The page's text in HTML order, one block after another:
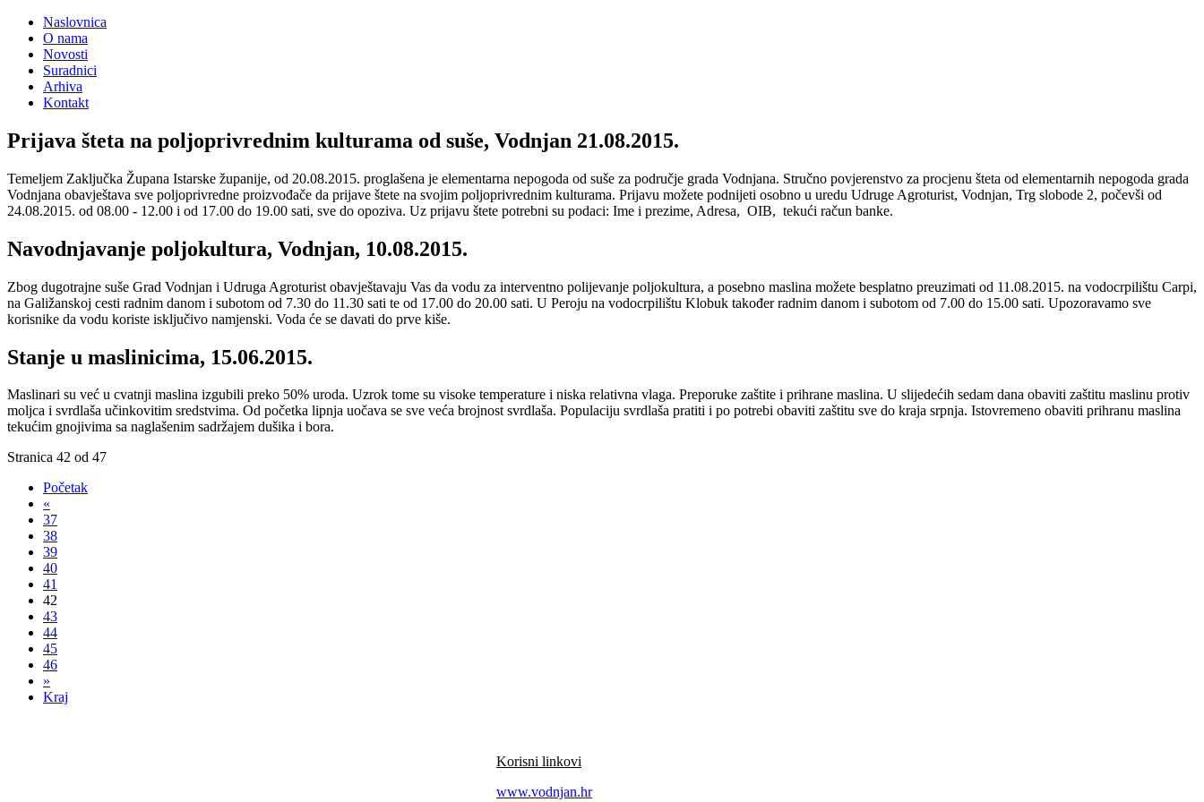
Naslovnica
O nama
Novosti
Suradnici
Arhiva
Kontakt
Prijava šteta na poljoprivrednim kulturama od suše, Vodnjan 21.08.2015.
Temeljem Zaključka Župana Istarske županije, od 20.08.2015. proglašena je elementarna nepogoda od suše za područje grada Vodnjana. Stručno povjerenstvo za procjenu šteta od elementarnih nepogoda grada
Vodnjana obavještava sve poljoprivredne proizvođače da prijave štete na svojim poljoprivrednim kulturama. Prijavu možete podnijeti osobno u uredu Udruge Agroturist, Vodnjan, Trg slobode 2, počevši od
24.08.2015. od 08.00 - 12.00 i od 17.00 do 19.00 sati, sve do opoziva. Uz prijavu štete potrebni su podaci: Ime i prezime, Adresa, OIB, tekući račun banke.
Navodnjavanje poljokultura, Vodnjan, 10.08.2015.
Zbog dugotrajne suše Grad Vodnjan i Udruga Agroturist obavještavaju Vas da vodu za interventno polijevanje poljokultura, a posebno maslina možete besplatno preuzimati od 11.08.2015. na vodocrpilištu Carpi,
na Galižanskoj cesti radnim danom i subotom od 7.30 do 11.30 sati te od 17.00 do 20.00 sati. U Peroju na vodocrpilištu Klobuk također radnim danom i subotom od 7.00 do 15.00 sati. Upozoravamo sve
korisnike da vodu koriste isključivo namjenski. Voda će se davati do prve kiše.
Stanje u maslinicima, 15.06.2015.
Maslinari su već u cvatnji maslina izgubili preko 50% uroda. Uzrok tome su visoke temperature i niska relativna vlaga. Preporuke zaštite i prihrane maslina. U slijedećih sedam dana obaviti zaštitu maslinu protiv
moljca i svrdlaša učinkovitim sredstvima. Od početka lipnja uočava se sve veća brojnost svrdlaša. Populaciju svrdlaša pratiti i po potrebi obaviti zaštitu sve do kraja srpnja. Istovremeno obaviti prihranu maslina
tekućim gnojivima sa naglašenim sadržajem dušika i bora.
Stranica 42 od 47
Početak
«
37
38
39
40
41
42
43
44
45
46
»
Kraj
Korisni linkovi
www.vodnjan.hr